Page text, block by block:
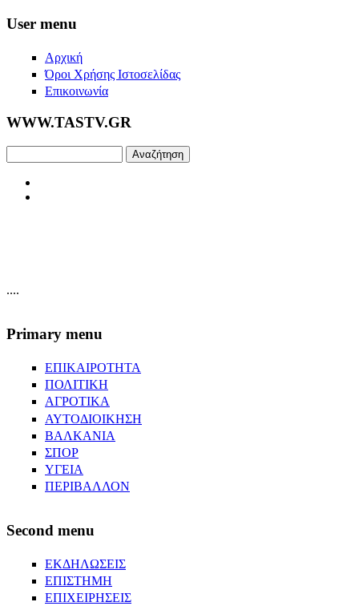
Skip to main content
User menu
Αρχική
Όροι Χρήσης Ιστοσελίδας
Επικοινωνία
WWW.TASTV.GR
....
Primary menu
ΕΠΙΚΑΙΡΟΤΗΤΑ
ΠΟΛΙΤΙΚΗ
ΑΓΡΟΤΙΚΑ
ΑΥΤΟΔΙΟΙΚΗΣΗ
ΒΑΛΚΑΝΙΑ
ΣΠΟΡ
ΥΓΕΙΑ
ΠΕΡΙΒΑΛΛΟΝ
Second menu
ΕΚΔΗΛΩΣΕΙΣ
ΕΠΙΣΤΗΜΗ
ΕΠΙΧΕΙΡΗΣΕΙΣ